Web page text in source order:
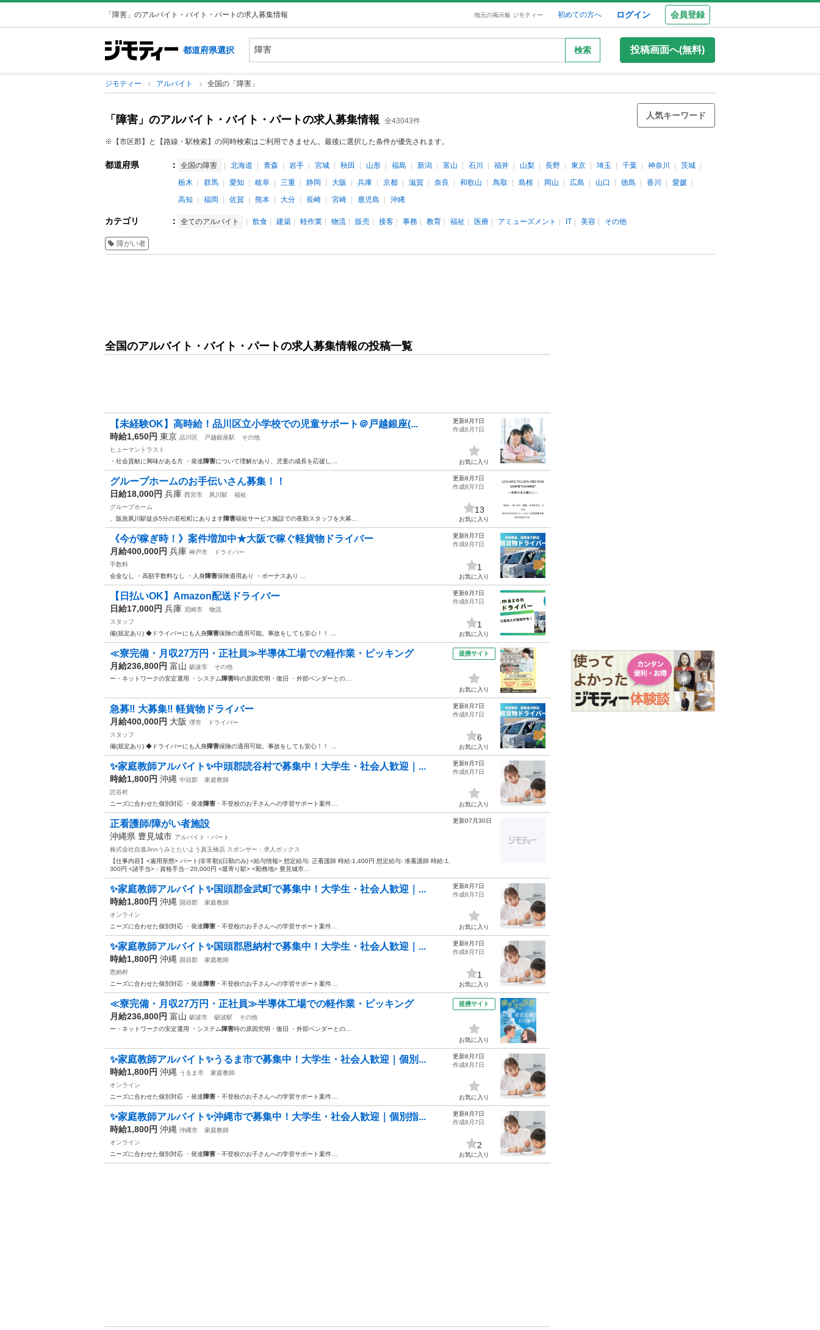
「障害」のアルバイト・バイト・パートの求人募集情報 地元の掲示板 ジモティー 初めての方へ ログイン 会員登録
都道府県選択 検索 投稿画面へ(無料)
ジモティー アルバイト 全国の「障害」
「障害」のアルバイト・バイト・パートの求人募集情報 全43043件
人気キーワード
※【市区郡】と【路線・駅検索】の同時検索はご利用できません。最後に選択した条件が優先されます。
都道府県 ： 全国の障害 北海道 青森 岩手 宮城 秋田 山形 福島 新潟 富山 石川 福井 山梨 長野 東京 埼玉 千葉 神奈川
茨城
栃木
群馬 愛知 岐阜 三重 静岡 大阪 兵庫 京都 滋賀 奈良 和歌山 鳥取 島根 岡山 広島 山口 徳島 香川
愛媛
高知
福岡 佐賀 熊本 大分 長崎 宮崎 鹿児島 沖縄
カテゴリ ： 全てのアルバイト 飲食 建築 軽作業 物流 販売 接客 事務 教育 福祉 医療 アミューズメント IT 美容 その他
障がい者
全国のアルバイト・バイト・パートの求人募集情報の投稿一覧
【未経験OK】高時給！品川区立小学校での児童サポート＠戸越銀座(...
時給1,650円 東京 品川区 戸越銀座駅
その他
ヒューマントラスト
・社会貢献に興味がある方 ・発達障害について理解があり、児童の成長を応援し…
更新8月7日
作成8月7日
お気に入り
グループホームのお手伝いさん募集！！
日給18,000円 兵庫 西宮市 夙川駅
福祉
グループホーム
、阪急夙川駅徒歩5分の若松町にあります障害福祉サービス施設での夜勤スタッフを大募…
更新8月7日
作成8月7日
13
お気に入り
《今が稼ぎ時！》案件増加中★大阪で稼ぐ軽貨物ドライバー
月給400,000円 兵庫 神戸市
ドライバー
手数料
会金なし ・高額手数料なし ・人身障害保険適用あり ・ボーナスあり …
更新8月7日
作成8月7日
1
お気に入り
【日払いOK】Amazon配送ドライバー
日給17,000円 兵庫 尼崎市
物流
スタッフ
備(規定あり) ◆ドライバーにも人身障害保険の適用可能。事故をしても安心！！ …
更新8月7日
作成8月7日
1
お気に入り
≪寮完備・月収27万円・正社員≫半導体工場での軽作業・ピッキング
月給236,800円 富山 砺波市
その他
ー・ネットワークの安定運用 ・システム障害時の原因究明・復旧 ・外部ベンダーとの…
提携サイト
お気に入り
急募‼︎ 大募集‼︎ 軽貨物ドライバー
月給400,000円 大阪 堺市
ドライバー
スタッフ
備(規定あり) ◆ドライバーにも人身障害保険の適用可能。事故をしても安心！！ …
更新8月7日
作成8月7日
6
お気に入り
✨家庭教師アルバイト✨中頭郡読谷村で募集中！大学生・社会人歓迎｜...
時給1,800円 沖縄 中頭郡
家庭教師
読谷村
ニーズに合わせた個別対応 ・発達障害 ・不登校のお子さんへの学習サポート案件…
更新8月7日
作成8月7日
お気に入り
正看護師/障がい者施設
沖縄県 豊見城市 アルバイト・パート
株式会社自遊Jinnうみとたいよう真玉橋店 スポンサー：求人ボックス
【仕事内容】<雇用形態> パート(非常勤)(日勤のみ) <給与情報> 想定給与: 正看護師 時給:1,400円 想定給与: 准看護師 時給:1,
300円 <諸手当> : 資格手当⋯20,000円 <最寄り駅> <勤務地> 豊見城市...
更新07月30日
✨家庭教師アルバイト✨国頭郡金武町で募集中！大学生・社会人歓迎｜...
時給1,800円 沖縄 国頭郡
家庭教師
オンライン
ニーズに合わせた個別対応 ・発達障害 ・不登校のお子さんへの学習サポート案件…
更新8月7日
作成8月7日
お気に入り
✨家庭教師アルバイト✨国頭郡恩納村で募集中！大学生・社会人歓迎｜...
時給1,800円 沖縄 国頭郡
家庭教師
恩納村
ニーズに合わせた個別対応 ・発達障害 ・不登校のお子さんへの学習サポート案件…
更新8月7日
作成8月7日
1
お気に入り
≪寮完備・月収27万円・正社員≫半導体工場での軽作業・ピッキング
月給236,800円 富山 砺波市 砺波駅
その他
ー・ネットワークの安定運用 ・システム障害時の原因究明・復旧 ・外部ベンダーとの…
提携サイト
お気に入り
✨家庭教師アルバイト✨うるま市で募集中！大学生・社会人歓迎｜個別...
時給1,800円 沖縄 うるま市
家庭教師
オンライン
ニーズに合わせた個別対応 ・発達障害 ・不登校のお子さんへの学習サポート案件…
更新8月7日
作成8月7日
お気に入り
✨家庭教師アルバイト✨沖縄市で募集中！大学生・社会人歓迎｜個別指...
時給1,800円 沖縄 沖縄市
家庭教師
オンライン
ニーズに合わせた個別対応 ・発達障害 ・不登校のお子さんへの学習サポート案件…
更新8月7日
作成8月7日
2
お気に入り